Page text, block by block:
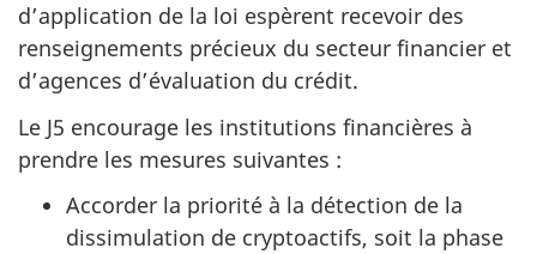
d’application de la loi espèrent recevoir des
renseignements précieux du secteur financier et
d’agences d’évaluation du crédit.
Le J5 encourage les institutions financières à
prendre les mesures suivantes :
Accorder la priorité à la détection de la
dissimulation de cryptoactifs, soit la phase